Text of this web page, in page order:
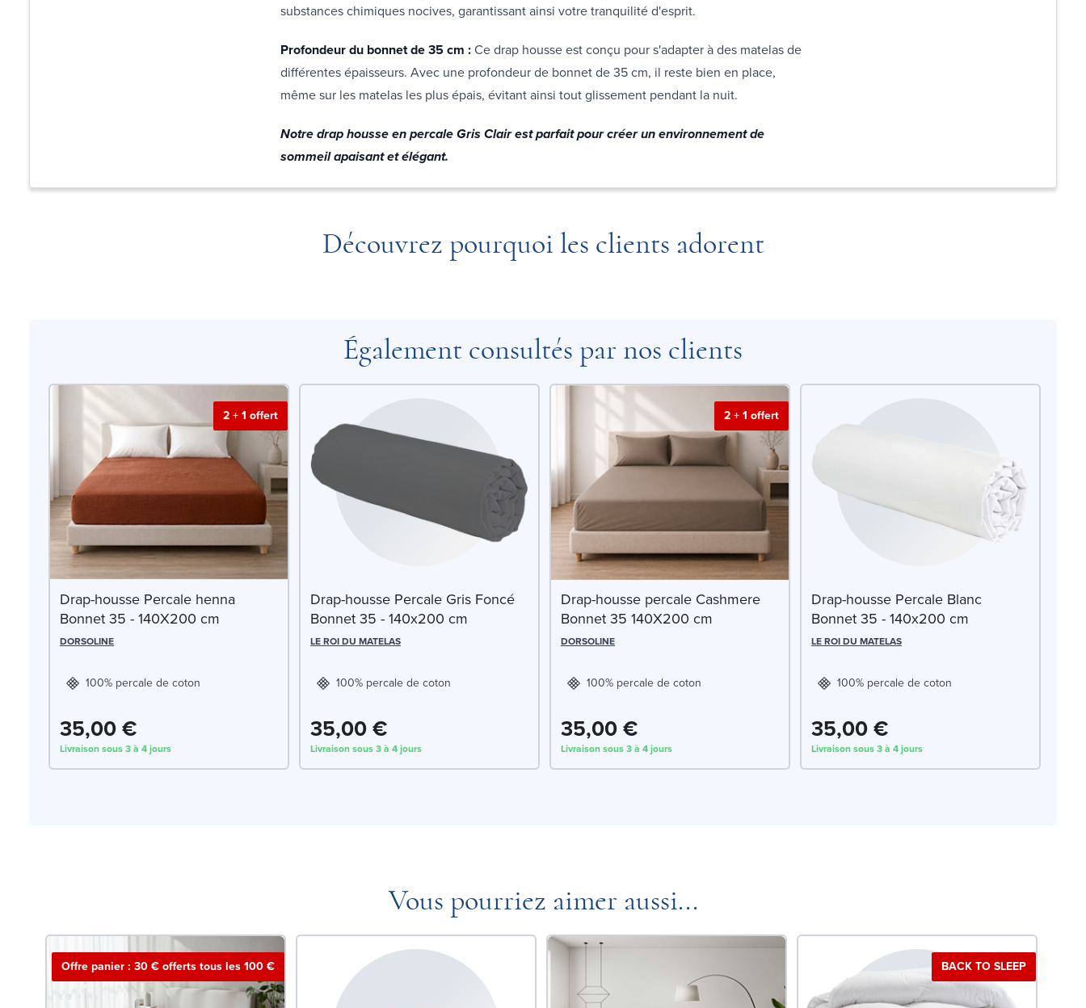
substances chimiques nocives, garantissant ainsi votre tranquilité d'esprit.
Profondeur du bonnet de 35 cm :Ce drap housse est conçu pour s'adapter à des matelas de
différentes épaisseurs. Avec une profondeur de bonnet de 35 cm, il reste bien en place,
même sur les matelas les plus épais, évitant ainsi tout glissement pendant la nuit.
Notre drap housse en percale Gris Clair est parfait pour créer un environnement de
sommeil apaisant et élégant.
Découvrez pourquoi les clients adorent
Également consultés par nos clients
2 + 1 offert
Drap-housse Percale henna
Bonnet 35 - 140X200 cm
DORSOLINE
100% percale de coton
35,00 €
Livraison sous 3 à 4 jours
Drap-housse Percale Gris Foncé
Bonnet 35 - 140x200 cm
LE ROI DU MATELAS
100% percale de coton
35,00 €
Livraison sous 3 à 4 jours
2 + 1 offert
Drap-housse percale Cashmere
Bonnet 35 140X200 cm
DORSOLINE
100% percale de coton
35,00 €
Livraison sous 3 à 4 jours
Drap-housse Percale Blanc
Bonnet 35 - 140x200 cm
LE ROI DU MATELAS
100% percale de coton
35,00 €
Livraison sous 3 à 4 jours
Vous pourriez aimer aussi...
Offre panier : 30 € offerts tous les 100 € BACK TO SLEEP